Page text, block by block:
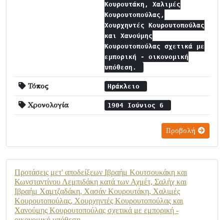
Κουρουτάκη, Χαλιμές
Κουρουτοπούλας,
Χουρχηντές Κουρουτοπούλας
και Χανούμης
Κουρουτοπούλας σχετικά με
εμπορική - οικονομική
υπόθεση.
Τόπος Ηράκλειο
Χρονολογία 1904 Ιούνιος 6
Προβολή
Προτάσεις μετ' αποδείξεων Ιβραήμ Κουτσουκάκη και
Κωνσταντίνου Λεμπιδάκη κατά των Αχμέτ, Σαλήχ και
Ιβραήμ Χαμτζαδάκη, Χασάν Κουρουτάκη, Χαλιμές
Κουρουτοπούλας, Χουρχηντές Κουρουτοπούλας και
Χανούμης Κουρουτοπούλας σχετικά με εμπορική -